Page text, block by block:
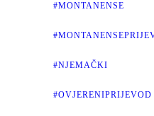
#MONTANENSE
#NJEMAČKI
#OVJERENIPRIJEVOD